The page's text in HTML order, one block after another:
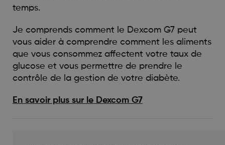
temps.
Je comprends comment le Dexcom G7 peut
vous aider à comprendre comment les aliments
que vous consommez affectent votre taux de
glucose et vous permettre de prendre le
contrôle de la gestion de votre diabète.
En savoir plus sur le Dexcom G7